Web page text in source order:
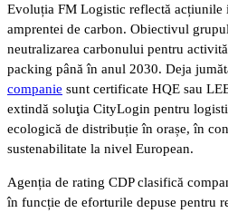
Evoluția FM Logistic reflectă acțiunile
amprentei de carbon. Obiectivul
neutralizarea carbonului pentru
packing până în anul 2030. Deja
companie sunt certificate HQE sau
extindă soluţia CityLogin pentru
ecologică de distribuție în orașe, în
sustenabilitate la nivel European.
Agenția de rating CDP clasifică
în funcție de eforturile depuse pentru